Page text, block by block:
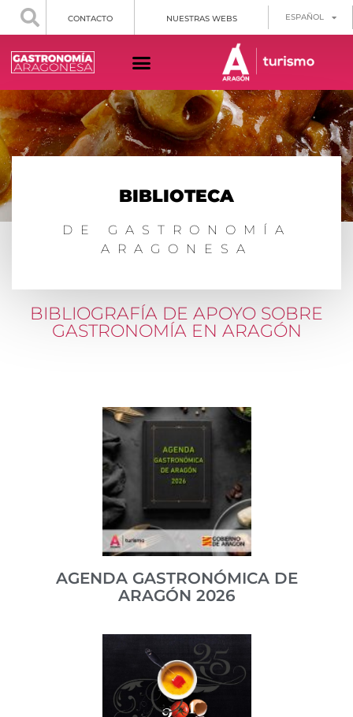
CONTACTO NUESTRAS WEBS ESPAÑOL
BIBLIOTECA
DE GASTRONOMÍA
ARAGONESA
BIBLIOGRAFÍA DE APOYO SOBRE
GASTRONOMÍA EN ARAGÓN
AGENDA GASTRONÓMICA DE
ARAGÓN 2026
Una completa publicación que nos guía y nos
acompaña a lo largo del año por las ferias y fiestas de